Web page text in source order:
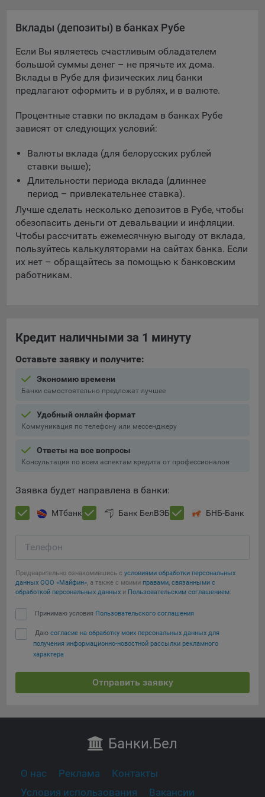
сервис показа контекстной рекламы. Адрес: Yandex
Europe AG, Werftestrasse 4, CH-6005 Luzern, Switzerland.
Google Ads - сервис показа контекстной рекламы,
предоставляемый компанией Google Ireland Ltd, Gordon
House Barrow Street Dublin 4, D04E5W5 Ireland.
Сохранить мои изменения
Вклады (депозиты) в банках Рубе
Если Вы являетесь счастливым обладателем
большой суммы денег – не прячьте их дома.
Вклады в Рубе для физических лиц банки
предлагают оформить и в рублях, и в валюте.
Процентные ставки по вкладам в банках Рубе
зависят от следующих условий:
Валюты вклада (для белорусских рублей
ставки выше);
Длительности периода вклада (длиннее
период – привлекательнее ставка).
Лучше сделать несколько депозитов в Рубе, чтобы
обезопасить деньги от девальвации и инфляции.
Чтобы рассчитать ежемесячную выгоду от вклада,
пользуйтесь калькуляторами на сайтах банка. Если
их нет – обращайтесь за помощью к банковским
работникам.
Кредит наличными за 1 минуту
Оставьте заявку и получите:
Экономию времени
Банки самостоятельно предложат лучшее
Удобный онлайн формат
Коммуникация по телефону или мессенджеру
Ответы на все вопросы
Консультация по всем аспектам кредита от профессионалов
Заявка будет направлена в банки:
МТбанк Банк БелВЭБ БНБ-Банк
Телефон
Предварительно ознакомившись с условиями обработки персональных
данных ООО «Майфин», а также с моими правами, связанными с
обработкой персональных данных и Пользовательским соглашением:
Принимаю условия Пользовательского соглашения
Даю согласие на обработку моих персональных данных для
получения информационно-новостной рассылки рекламного
характера
Отправить заявку
Банки.Бел
О нас Реклама
Контакты
Условия использования
Вакансии